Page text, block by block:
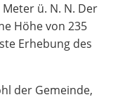
ü. N. N. Der
Höhe von 235
Erhebung des
der Gemeinde,